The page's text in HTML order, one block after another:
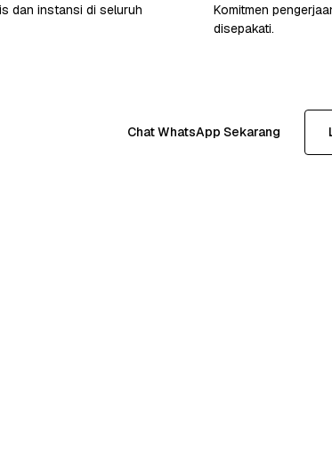
dan instansi di seluruh
Komitmen
disepakati.
Chat WhatsApp Sekarang